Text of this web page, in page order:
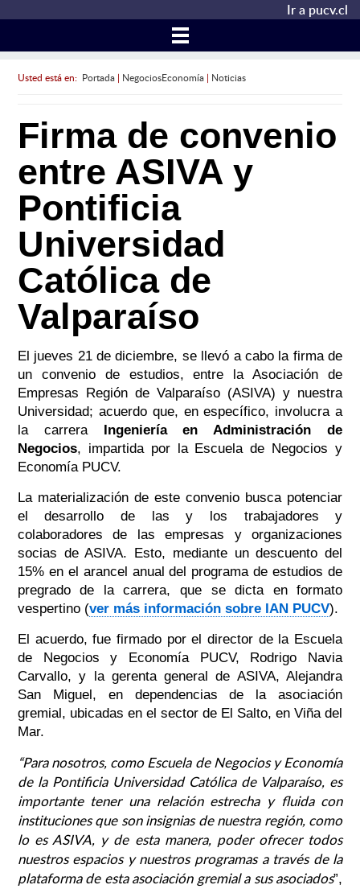
Ir a pucv.cl
Usted está en: Portada| NegociosEconomía| Noticias
Firma de convenio
entre ASIVA y
Pontificia
Universidad
Católica de
Valparaíso
El jueves 21 de diciembre, se llevó a cabo la firma de
un convenio de estudios, entre la Asociación de
Empresas Región de Valparaíso (ASIVA) y nuestra
Universidad; acuerdo que, en específico, involucra a
la carrera
Ingeniería en Administración de
Negocios, impartida por la Escuela de Negocios y
Economía PUCV.
La materialización de este convenio busca potenciar
el desarrollo de las y los trabajadores y
colaboradores de las empresas y organizaciones
socias de ASIVA. Esto, mediante un descuento del
15% en el arancel anual del programa de estudios de
pregrado de la carrera, que se dicta en formato
vespertino (ver más información sobre IAN PUCV).
El acuerdo, fue firmado por el director de la Escuela
de Negocios y Economía PUCV, Rodrigo Navia
Carvallo, y la gerenta general de ASIVA, Alejandra
San Miguel, en dependencias de la asociación
gremial, ubicadas en el sector de El Salto, en Viña del
Mar.
“Para nosotros, como Escuela de Negocios y Economía
de la Pontificia Universidad Católica de Valparaíso, es
importante tener una relación estrecha y fluida con
instituciones que son insignias de nuestra región, como
lo es ASIVA, y de esta manera, poder ofrecer todos
nuestros espacios y nuestros programas a través de la
plataforma de esta asociación gremial a sus asociados”,